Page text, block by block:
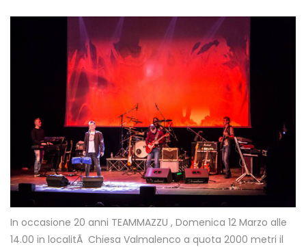
In occasione 20 anni TEAMMAZZU , Domenica 12 Marzo alle
14.00 in localitÃ Chiesa Valmalenco a quota 2000 metri il